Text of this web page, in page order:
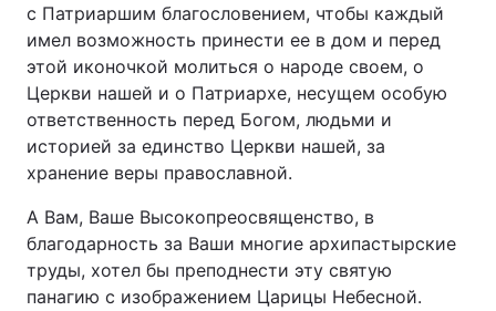
с Патриаршим благословением, чтобы каждый
имел возможность принести ее в дом и перед
этой иконочкой молиться о народе своем, о
Церкви нашей и о Патриархе, несущем особую
ответственность перед Богом, людьми и
историей за единство Церкви нашей, за
хранение веры православной.
А Вам, Ваше Высокопреосвященство, в
благодарность за Ваши многие архипастырские
труды, хотел бы преподнести эту святую
панагию с изображением Царицы Небесной.